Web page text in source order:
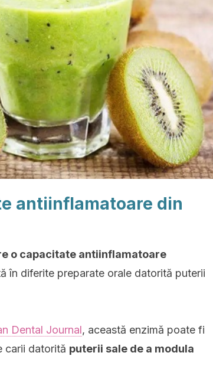
antiinflamatoare din
o capacitate antiinflamatoare
în diferite preparate orale datorită puterii
Dental Journal, această enzimă poate fi
carii datorită puterii sale de a modula